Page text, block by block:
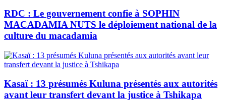
RDC : Le gouvernement confie à SOPHIN
MACADAMIA NUTS le déploiement national de la
culture du macadamia
Kasaï : 13 présumés Kuluna présentés aux autorités
avant leur transfert devant la justice à Tshikapa